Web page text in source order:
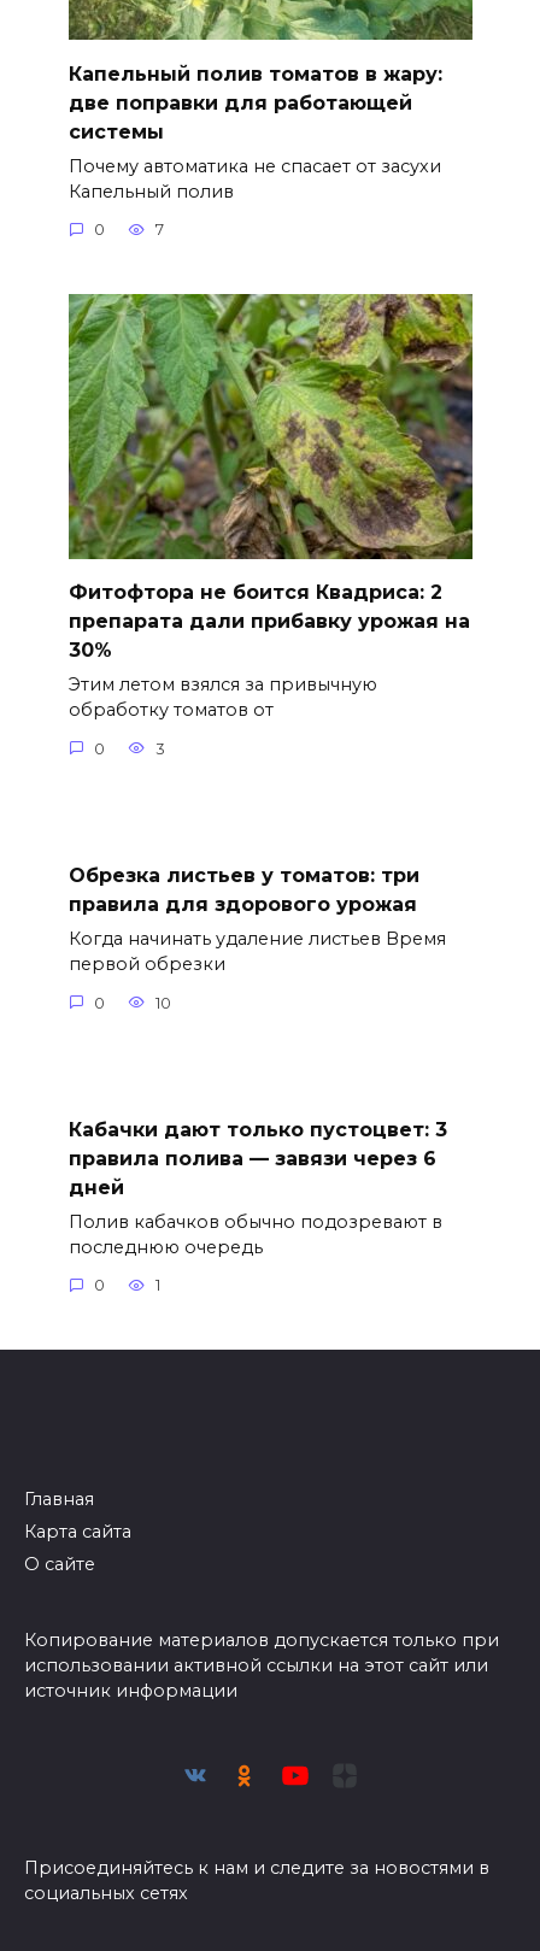
Капельный полив томатов в жару:
две поправки для работающей
системы
Почему автоматика не спасает от засухи
Капельный полив
0 7
Фитофтора не боится Квадриса: 2
препарата дали прибавку урожая на
30%
Этим летом взялся за привычную
обработку томатов от
0 3
Обрезка листьев у томатов: три
правила для здорового урожая
Когда начинать удаление листьев Время
первой обрезки
0 10
Кабачки дают только пустоцвет: 3
правила полива — завязи через 6
дней
Полив кабачков обычно подозревают в
последнюю очередь
0 1
Главная
Карта сайта
О сайте
Копирование материалов допускается только при
использовании активной ссылки на этот сайт или
источник информации
Присоединяйтесь к нам и следите за новостями в
социальных сетях